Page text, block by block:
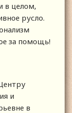
в целом,
русло.
за помощь!
и
в